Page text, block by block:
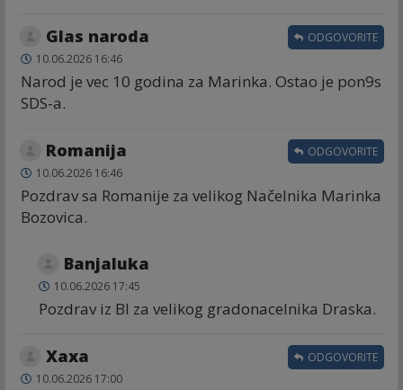
Glas naroda
10.06.2026 16:46
Narod je vec 10 godina za Marinka. Ostao je pon9s
SDS-a.
ODGOVORITE
Romanija
10.06.2026 16:46
Pozdrav sa Romanije za velikog Načelnika Marinka
Bozovica.
ODGOVORITE
Banjaluka
10.06.2026 17:45
Pozdrav iz Bl za velikog gradonacelnika Draska.
Хаха
10.06.2026 17:00
ODGOVORITE